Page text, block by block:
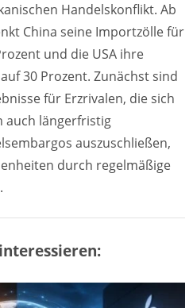
Handelskonflikt. Ab
China seine Importzölle für
und die USA ihre
30 Prozent. Zunächst sind
für Erzrivalen, die sich
auch längerfristig
auszuschließen,
durch regelmäßige